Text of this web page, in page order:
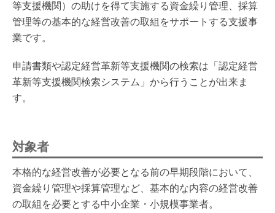
等支援機関）の助けを得て実施する資金繰り管理、採算
管理等の基本的な経営改善の取組をサポートする支援事
業です。
申請書類や認定経営革新等支援機関の検索は「認定経営
革新等支援機関検索システム」から行うことが出来ま
す。
対象者
本格的な経営改善が必要となる前の早期段階において、
資金繰り管理や採算管理など、基本的な内容の経営改善
の取組を必要とする中小企業・小規模事業者。